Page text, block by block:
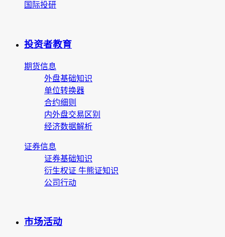
国际投研
投资者教育
期货信息
外盘基础知识
单位转换器
合约细则
内外盘交易区别
经济数据解析
证券信息
证券基础知识
衍生权证 牛熊证知识
公司行动
市场活动